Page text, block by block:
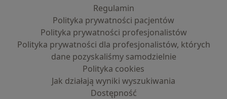
Regulamin
Polityka prywatności pacjentów
Polityka prywatności profesjonalistów
Polityka prywatności dla profesjonalistów, których
dane pozyskaliśmy samodzielnie
Polityka cookies
Jak działają wyniki wyszukiwania
Dostępność